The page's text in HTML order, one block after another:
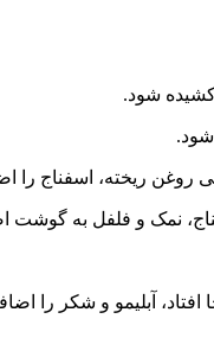
شود.
شود.
ریخته، اسفناج را
میکنیم. ۲ الی ۳ جوش که زد خورشت